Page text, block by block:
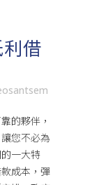
借
的夥伴，
您不必為
一大特
成本，彈